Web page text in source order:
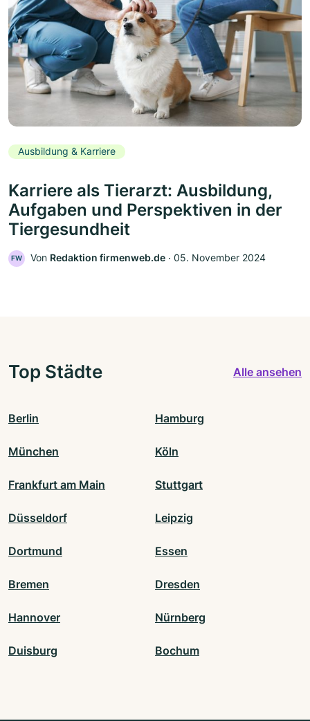
Ausbildung & Karriere
Karriere als Tierarzt: Ausbildung,
Aufgaben und Perspektiven in der
Tiergesundheit
FW Von Redaktion firmenweb.de ‧ 05. November 2024
Top Städte Alle ansehen
Berlin Hamburg
München Köln
Frankfurt am Main Stuttgart
Düsseldorf Leipzig
Dortmund Essen
Bremen Dresden
Hannover Nürnberg
Duisburg Bochum